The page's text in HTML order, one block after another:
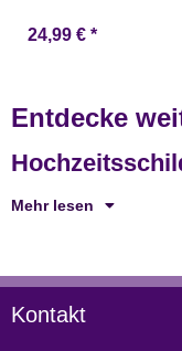
Valentinstag Hochzeit
24,99 € *
Entdecke
Mehr lesen
Kontakt